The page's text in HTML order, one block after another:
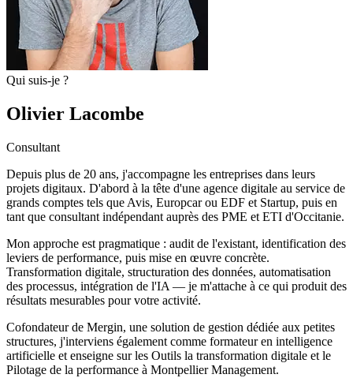
Qui suis-je ?
Olivier Lacombe
Consultant
Depuis plus de 20 ans, j'accompagne les entreprises dans leurs
projets digitaux. D'abord à la tête d'une agence digitale au service de
grands comptes tels que Avis, Europcar ou EDF et Startup, puis en
tant que consultant indépendant auprès des PME et ETI d'Occitanie.
Mon approche est pragmatique : audit de l'existant, identification des
leviers de performance, puis mise en œuvre concrète.
Transformation digitale, structuration des données, automatisation
des processus, intégration de l'IA — je m'attache à ce qui produit des
résultats mesurables pour votre activité.
Cofondateur de Mergin, une solution de gestion dédiée aux petites
structures, j'interviens également comme formateur en intelligence
artificielle et enseigne sur les Outils la transformation digitale et le
Pilotage de la performance à Montpellier Management.